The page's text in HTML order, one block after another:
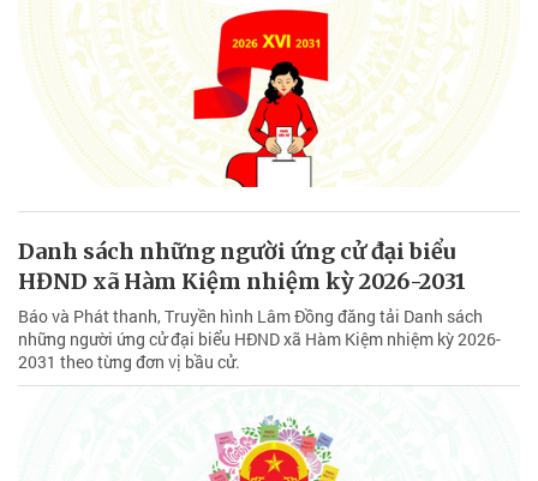
Danh sách những người ứng cử đại biểu
HĐND xã Hàm Kiệm nhiệm kỳ 2026-2031
Báo và Phát thanh, Truyền hình Lâm Đồng đăng tải Danh sách
những người ứng cử đại biểu HĐND xã Hàm Kiệm nhiệm kỳ 2026-
2031 theo từng đơn vị bầu cử.